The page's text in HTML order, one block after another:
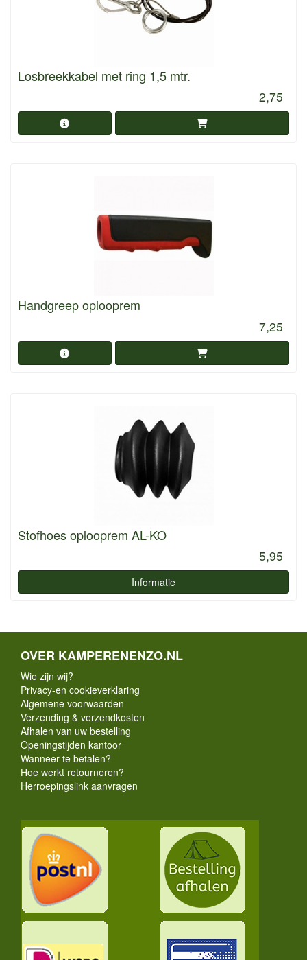
Losbreekkabel met ring 1,5 mtr.
2,75
Handgreep oplooprem
7,25
Stofhoes oplooprem AL-KO
5,95
Informatie
OVER KAMPERENENZO.NL
Wie zijn wij?
Privacy-en cookieverklaring
Algemene voorwaarden
Verzending & verzendkosten
Afhalen van uw bestelling
Openingstijden kantoor
Wanneer te betalen?
Hoe werkt retourneren?
Herroepingslink aanvragen